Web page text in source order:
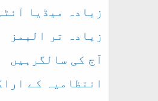
زیادہ میڈیا
زیادہ تر البمز
آج کی سالگرہیں
انتظامیہ کے